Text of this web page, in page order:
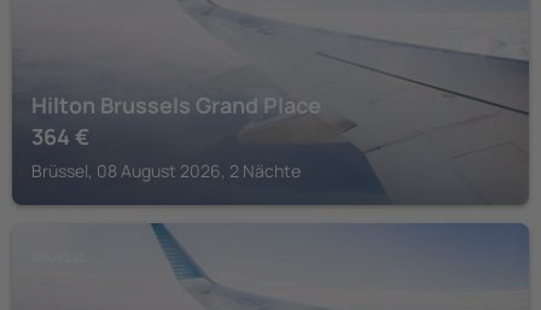
Hilton Brussels Grand Place
364 €
Brüssel, 08 August 2026, 2 Nächte